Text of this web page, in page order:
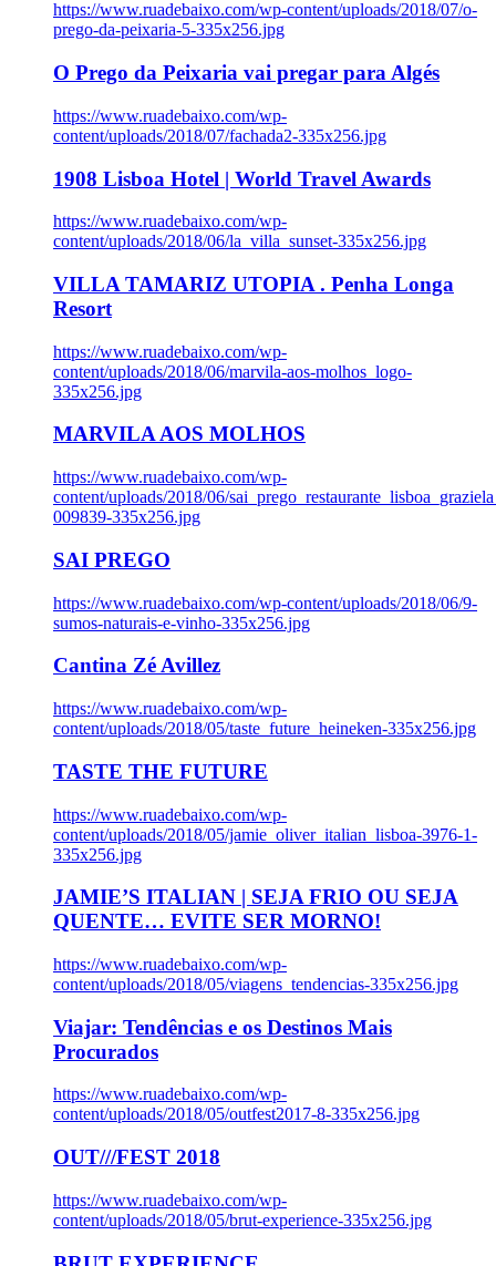
https://www.ruadebaixo.com/wp-content/uploads/2018/07/o-
prego-da-peixaria-5-335x256.jpg
O Prego da Peixaria vai pregar para Algés
https://www.ruadebaixo.com/wp-
content/uploads/2018/07/fachada2-335x256.jpg
1908 Lisboa Hotel | World Travel Awards
https://www.ruadebaixo.com/wp-
content/uploads/2018/06/la_villa_sunset-335x256.jpg
VILLA TAMARIZ UTOPIA . Penha Longa
Resort
https://www.ruadebaixo.com/wp-
content/uploads/2018/06/marvila-aos-molhos_logo-
335x256.jpg
MARVILA AOS MOLHOS
https://www.ruadebaixo.com/wp-
content/uploads/2018/06/
009839-335x256.jpg
SAI PREGO
https://www.ruadebaixo.com/wp-content/uploads/2018/06/9-
sumos-naturais-e-vinho-335x256.jpg
Cantina Zé Avillez
https://www.ruadebaixo.com/wp-
content/uploads/2018/05/taste_future_heineken-335x256.jpg
TASTE THE FUTURE
https://www.ruadebaixo.com/wp-
content/uploads/2018/05/jamie_oliver_italian_lisboa-3976-1-
335x256.jpg
JAMIE’S ITALIAN | SEJA FRIO OU SEJA
QUENTE… EVITE SER MORNO!
https://www.ruadebaixo.com/wp-
content/uploads/2018/05/viagens_tendencias-335x256.jpg
Viajar: Tendências e os Destinos Mais
Procurados
https://www.ruadebaixo.com/wp-
content/uploads/2018/05/outfest2017-8-335x256.jpg
OUT///FEST 2018
https://www.ruadebaixo.com/wp-
content/uploads/2018/05/brut-experience-335x256.jpg